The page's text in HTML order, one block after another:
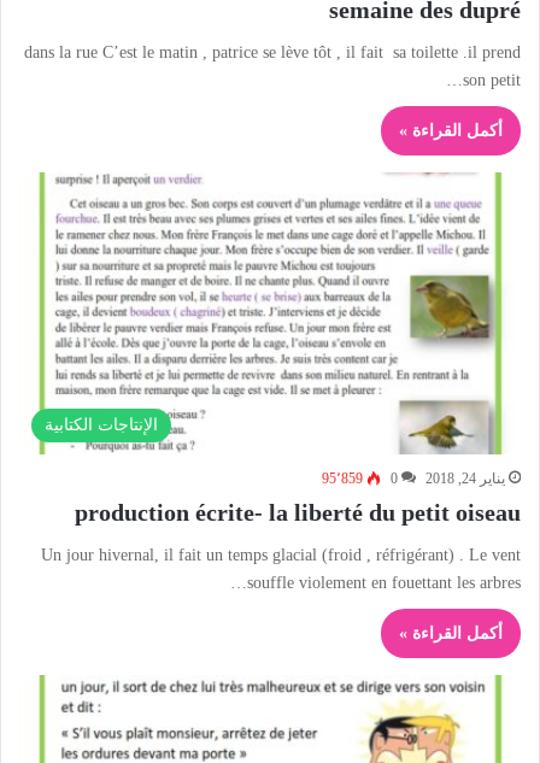
semaine des dupré
dans la rue C’est le matin , patrice se lève tôt , il fait sa toilette .il prend
son petit…
أكمل القراءة »
الإنتاجات الكتابية
يناير 24, 2018 0 95٬859
production écrite- la liberté du petit oiseau
Un jour hivernal, il fait un temps glacial (froid , réfrigérant) . Le vent
souffle violement en fouettant les arbres…
أكمل القراءة »